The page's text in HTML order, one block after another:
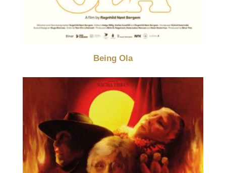
Being Ola